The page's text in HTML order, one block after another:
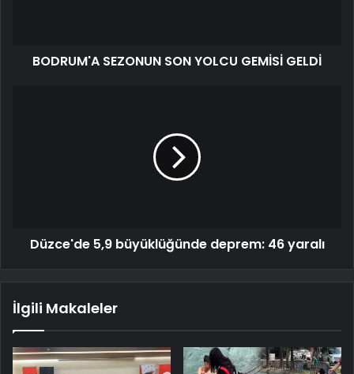
BODRUM'A SEZONUN SON YOLCU GEMİSİ GELDİ
Düzce'de 5,9 büyüklüğünde deprem: 46 yaralı
İlgili Makaleler